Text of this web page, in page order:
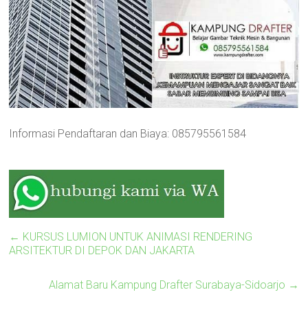
Informasi Pendaftaran dan Biaya: 085795561584
← KURSUS LUMION UNTUK ANIMASI RENDERING
ARSITEKTUR DI DEPOK DAN JAKARTA
Alamat Baru Kampung Drafter Surabaya-Sidoarjo →